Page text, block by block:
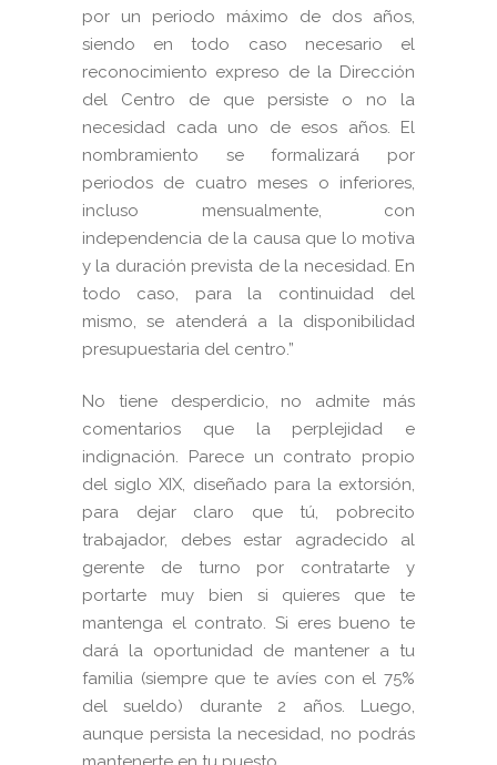
por un periodo máximo de dos años,
siendo en todo caso necesario el
reconocimiento expreso de la Dirección
del Centro de que persiste o no la
necesidad cada uno de esos años. El
nombramiento se formalizará por
periodos de cuatro meses o inferiores,
incluso mensualmente, con
independencia de la causa que lo motiva
y la duración prevista de la necesidad. En
todo caso, para la continuidad del
mismo, se atenderá a la disponibilidad
presupuestaria del centro.”
No tiene desperdicio, no admite más
comentarios que la perplejidad e
indignación. Parece un contrato propio
del siglo XIX, diseñado para la extorsión,
para dejar claro que tú, pobrecito
trabajador, debes estar agradecido al
gerente de turno por contratarte y
portarte muy bien si quieres que te
mantenga el contrato. Si eres bueno te
dará la oportunidad de mantener a tu
familia (siempre que te avíes con el 75%
del sueldo) durante 2 años. Luego,
aunque persista la necesidad, no podrás